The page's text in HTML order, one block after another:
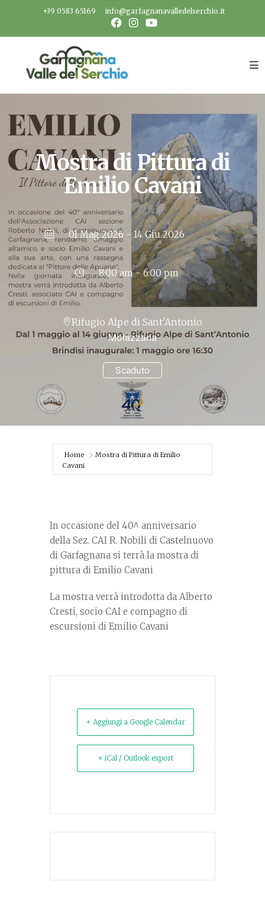
+39 0583 65169 info@garfagnanavalledelserchio.it
Mostra di Pittura di
Emilio Cavani
01 Mag 2026 - 14 Giu 2026
Scaduto
8:00 am - 6:00 pm
Rifugio Alpe di Sant'Antonio
Molazzana
Home
Mostra di Pittura di Emilio
Cavani
In occasione del 40^ anniversario
della Sez. CAI R. Nobili di Castelnuovo
di Garfagnana si terrà la mostra di
pittura di Emilio Cavani
La mostra verrà introdotta da Alberto
Cresti, socio CAI e compagno di
escursioni di Emilio Cavani
+ Aggiungi a Google Calendar
+ iCal / Outlook export